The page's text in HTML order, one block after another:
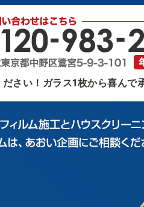
企画｜東京都中野区
さい！ガラス1枚から喜んで